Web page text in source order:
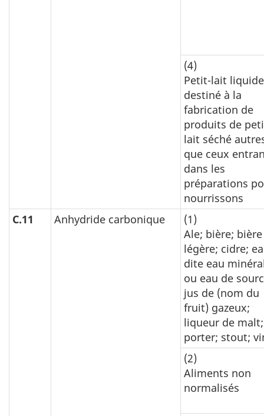
(4)
Petit-lait liquide
destiné à la
fabrication de
produits de
lait séché
que ceux
dans les
préparations
nourrissons
C.11
Anhydride carbonique
(1)
Ale; bière; bière
légère; cidre;
dite eau
ou eau de
jus de (nom du
fruit) gazeux;
liqueur de malt;
porter; stout;
(2)
Aliments non
normalisés